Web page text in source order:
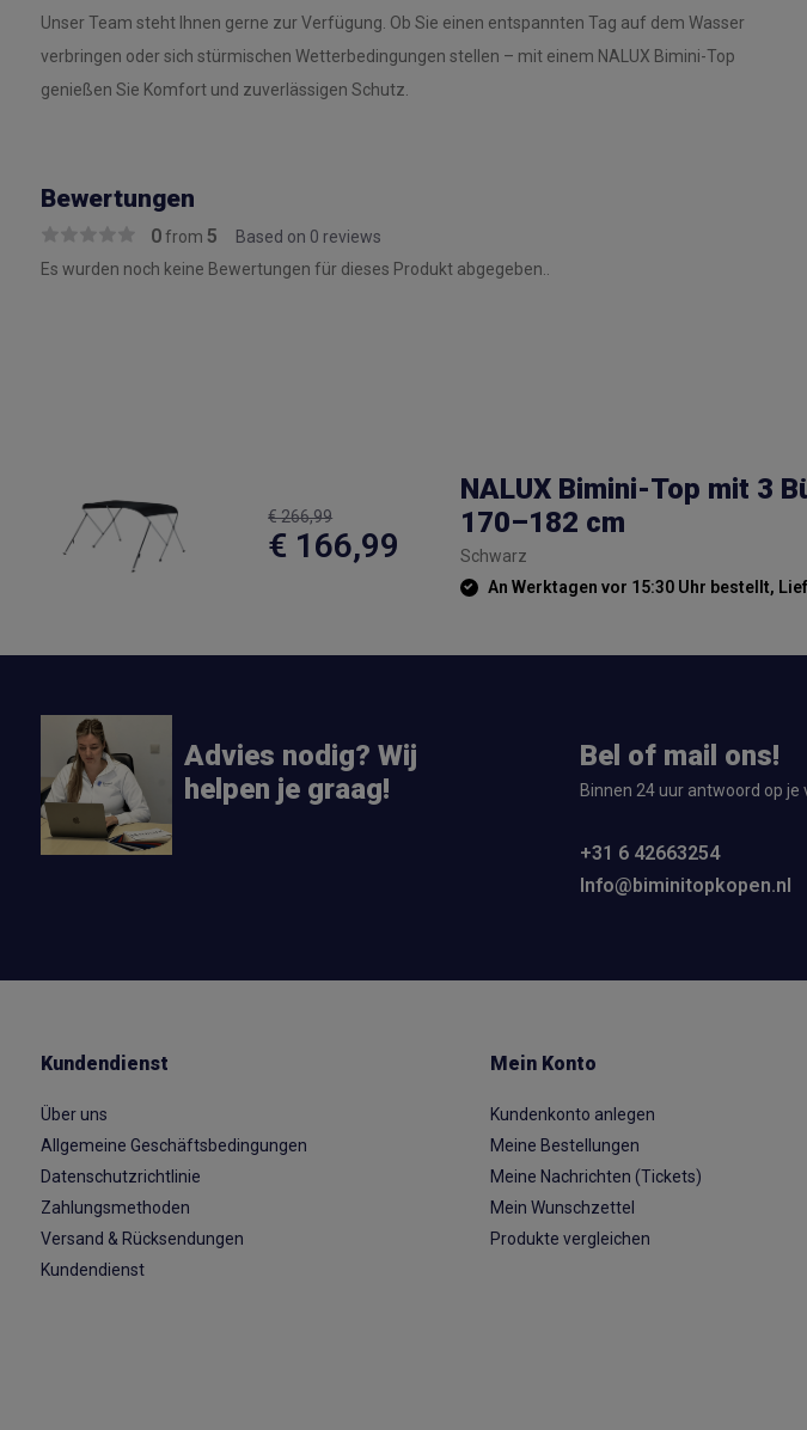
Unser Team steht Ihnen gerne zur Verfügung. Ob Sie einen entspannten Tag auf dem Wasser
verbringen oder sich stürmischen Wetterbedingungen stellen – mit einem NALUX Bimini-Top
genießen Sie Komfort und zuverlässigen Schutz.
Bewertungen
0from 5 Based on 0 reviews
Es wurden noch keine Bewertungen für dieses Produkt abgegeben..
€ 266,99
€ 166,99
NALUX Bimini-Top mit 3
170–182 cm
Schwarz
An Werktagen vor 15:30 Uhr bestellt,
Advies nodig? Wij
helpen je graag!
Bel of mail ons!
Binnen 24 uur antwoord op je
+31 6 42663254
Info@biminitopkopen.nl
Kundendienst
Über uns
Allgemeine Geschäftsbedingungen
Datenschutzrichtlinie
Zahlungsmethoden
Versand & Rücksendungen
Kundendienst
Mein Konto
Kundenkonto anlegen
Meine Bestellungen
Meine Nachrichten (Tickets)
Mein Wunschzettel
Produkte vergleichen